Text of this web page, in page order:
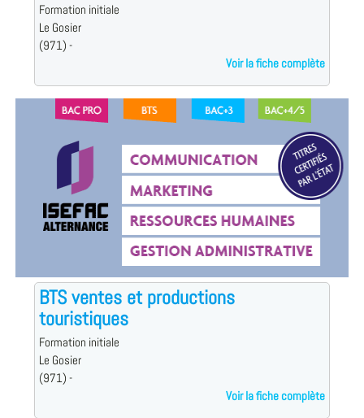
Formation initiale
Le Gosier
(971) -
Voir la fiche complète
BTS ventes et productions
touristiques
Formation initiale
Le Gosier
(971) -
Voir la fiche complète